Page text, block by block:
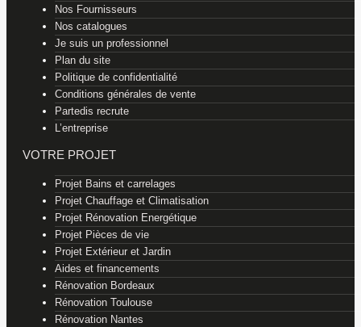
Nos Fournisseurs
Nos catalogues
Je suis un professionnel
Plan du site
Politique de confidentialité
Conditions générales de vente
Partedis recrute
L’entreprise
VOTRE PROJET
Projet Bains et carrelages
Projet Chauffage et Climatisation
Projet Rénovation Energétique
Projet Pièces de vie
Projet Extérieur et Jardin
Aides et financements
Rénovation Bordeaux
Rénovation Toulouse
Rénovation Nantes